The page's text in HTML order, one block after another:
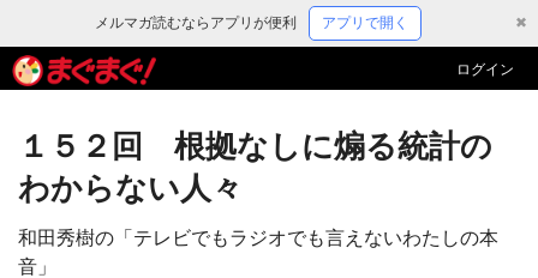
メルマガ読むならアプリが便利 アプリで開く ✖
ログイン
１５２回 根拠なしに煽る統計の
わからない人々
和田秀樹の「テレビでもラジオでも言えないわたしの本
音」